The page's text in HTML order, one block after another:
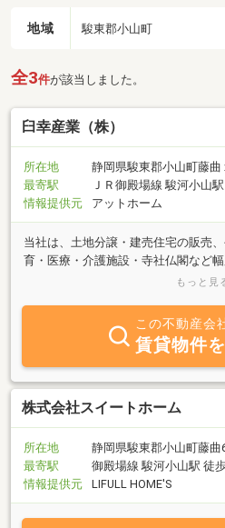
地域 駿東郡小山町
全3件が該当しました。
臼幸産業（株）
所在地
静岡県駿東郡小山町藤曲
最寄駅
ＪＲ御殿場線 駿河小山
情報提供元
アットホーム
当社は、土地分譲・建売住宅の販売
育・医療・介護施設・寺社仏閣など
をいただいております臼幸産業の家
す。明治４０年（１９０７年）創業
で、“夢をかたちに”をモットーにレ
を造り上げています。マイホームの
ご提案することが出来ます。まずは
もっと見
この不動産会
賃貸物件
株式会社スイートホーム
所在地
静岡県駿東郡小山町藤曲
最寄駅
御殿場線 駿河小山駅 徒
情報提供元
LIFULL HOME'S